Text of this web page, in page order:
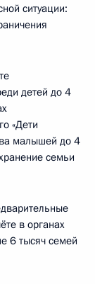
ситуации:
детей до 4
«Дети
малышей до 4
семьи
в органах
6 тысяч семей